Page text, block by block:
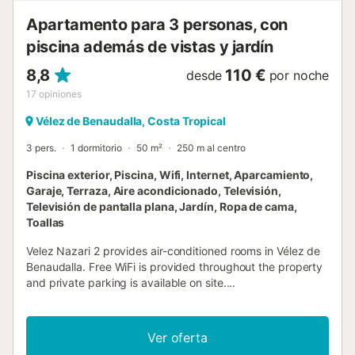
pie). En el pueblo hay numerosos lugares de interés para
vi...
Apartamento para 3 personas, con
piscina además de vistas y jardín
8,8
17 opiniones
desde 110 € por noche
Vélez de Benaudalla, Costa Tropical
3 pers. 1 dormitorio 50 m² 250 m al centro
Piscina exterior, Piscina, Wifi, Internet, Aparcamiento,
Garaje, Terraza, Aire acondicionado, Televisión,
Televisión de pantalla plana, Jardín, Ropa de cama,
Toallas
Velez Nazari 2 provides air-conditioned rooms in Vélez de
Benaudalla. Free WiFi is provided throughout the property
and private parking is available on site....
Ver oferta